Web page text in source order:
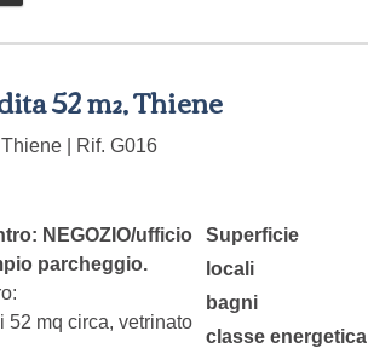
52 m², Thiene
Thiene | Rif. G016
NEGOZIO/ufficio
parcheggio.
52 mq circa, vetrinato
Superficie
locali
bagni
classe energetica